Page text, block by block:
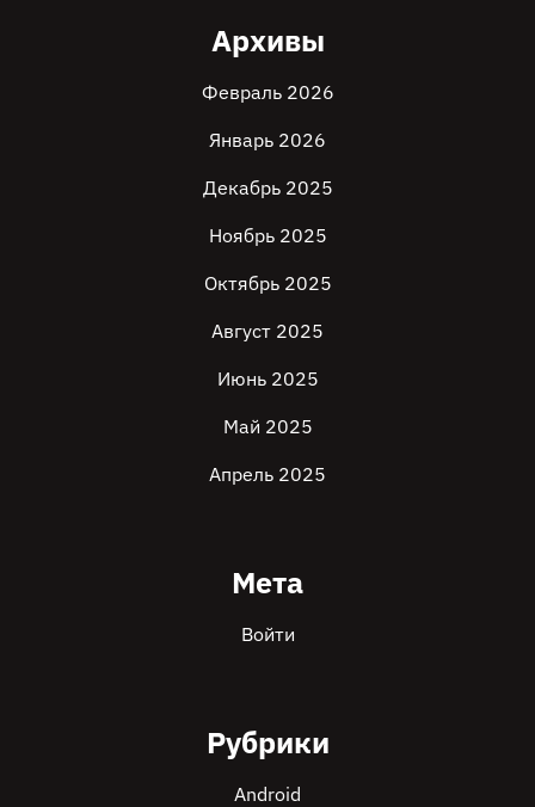
Архивы
Февраль 2026
Январь 2026
Декабрь 2025
Ноябрь 2025
Октябрь 2025
Август 2025
Июнь 2025
Май 2025
Апрель 2025
Мета
Войти
Рубрики
Android